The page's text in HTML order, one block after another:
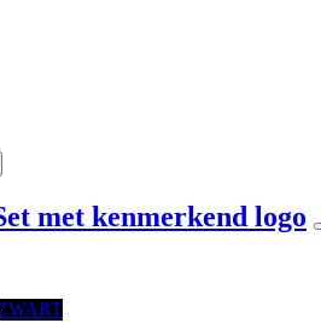
met kenmerkend logo